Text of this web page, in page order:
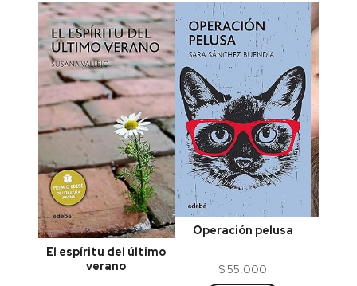
El espíritu del último
verano
Operación pelusa
$55.000